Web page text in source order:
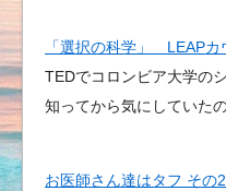
「選択の科学」 LEAPカ
TEDでコロンビア大学の
知ってから気にしていた
お医師さん達はタフ そ